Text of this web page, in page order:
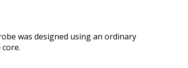
was designed using an ordinary